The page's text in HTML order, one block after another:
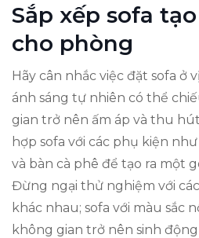
Sắp xếp sofa
cho phòng
Hãy cân nhắc việc đặt sofa ở
ánh sáng tự nhiên có thể
gian trở nên ấm áp và thu
hợp sofa với các phụ kiện
và bàn cà phê để tạo ra một
Đừng ngại thử nghiệm với
khác nhau; sofa với màu sắc
không gian trở nên sinh động